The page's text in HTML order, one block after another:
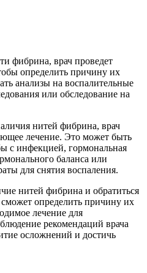
фибрина, врач проведет
определить причину их
анализы на воспалительные
или обследование на
нитей фибрина, врач
лечение. Это может быть
с инфекцией, гормональная
баланса или
для снятия воспаления.
нитей фибрина и обратиться
определить причину их
лечение для
рекомендаций врача
осложнений и достичь